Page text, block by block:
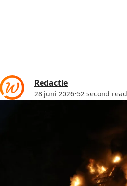
Redactie
28 juni 2026•52 second read